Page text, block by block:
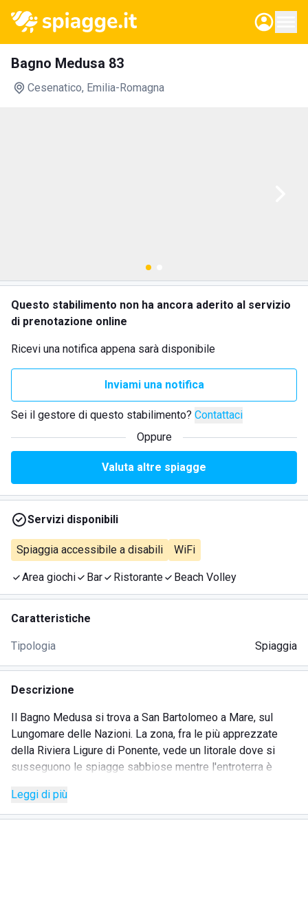
Bagno Medusa 83
Cesenatico, Emilia-Romagna
Questo stabilimento non ha ancora aderito al servizio
di prenotazione online
Ricevi una notifica appena sarà disponibile
Inviami una notifica
Sei il gestore di questo stabilimento? Contattaci
Oppure
Valuta altre spiagge
Servizi disponibili
Spiaggia accessibile a disabili WiFi
Area giochi Bar Ristorante Beach Volley
Caratteristiche
Tipologia Spiaggia
Descrizione
Il Bagno Medusa si trova a San Bartolomeo a Mare, sul
Lungomare delle Nazioni. La zona, fra le più apprezzate
della Riviera Ligure di Ponente, vede un litorale dove si
susseguono le spiagge sabbiose mentre l'entroterra è
portata di tutti. Un lungo tratto di costa, inoltre, è servito da
una pista ciclabile davvero splendida. Lo stabilimento
Leggi di più